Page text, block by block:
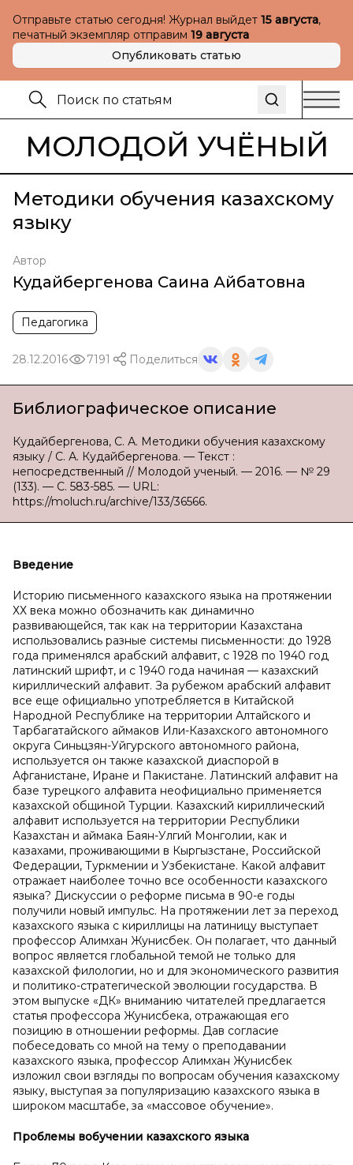
Отправьте статью сегодня! Журнал выйдет 15 августа,
печатный экземпляр отправим 19 августа
Опубликовать статью
МОЛОДОЙ УЧЁНЫЙ
Методики обучения казахскому
языку
Автор
Кудайбергенова Саина Айбатовна
Педагогика
28.12.2016 7191 Поделиться
Библиографическое описание
Кудайбергенова, С. А. Методики обучения казахскому
языку / С. А. Кудайбергенова. — Текст :
непосредственный // Молодой ученый. — 2016. — № 29
(133). — С. 583-585. — URL:
https://moluch.ru/archive/133/36566.
Введение
Историю письменного казахского языка на протяжении
ХХ века можно обозначить как динамично
развивающейся, так как на территории Казахстана
использовались разные системы письменности: до 1928
года применялся арабский алфавит, с 1928 по 1940 год
латинский шрифт, и с 1940 года начиная — казахский
кириллический алфавит. За рубежом арабский алфавит
все еще официально употребляется в Китайской
Народной Республике на территории Алтайского и
Тарбагатайского аймаков Или-Казахского автономного
округа Синьцзян-Уйгурского автономного района,
используется он также казахской диаспорой в
Афганистане, Иране и Пакистане. Латинский алфавит на
базе турецкого алфавита неофициально применяется
казахской общиной Турции. Казахский кириллический
алфавит используется на территории Республики
Казахстан и аймака Баян-Улгий Монголии, как и
казахами, проживающими в Кыргызстане, Российской
Федерации, Туркмении и Узбекистане. Какой алфавит
отражает наиболее точно все особенности казахского
языка? Дискуссии о реформе письма в 90-е годы
получили новый импульс. На протяжении лет за переход
казахского языка с кириллицы на латиницу выступает
профессор Алимхан Жунисбек. Он полагает, что данный
вопрос является глобальной темой не только для
казахской филологии, но и для экономического развития
и политико-стратегической эволюции государства. В
этом выпуске «ДК» вниманию читателей предлагается
статья профессора Жунисбека, отражающая его
позицию в отношении реформы. Дав согласие
побеседовать со мной на тему о преподавании
казахского языка, профессор Алимхан Жунисбек
изложил свои взгляды по вопросам обучения казахскому
языку, выступая за популяризацию казахского языка в
широком масштабе, за «массовое обучение».
Проблемы вобучении казахского языка